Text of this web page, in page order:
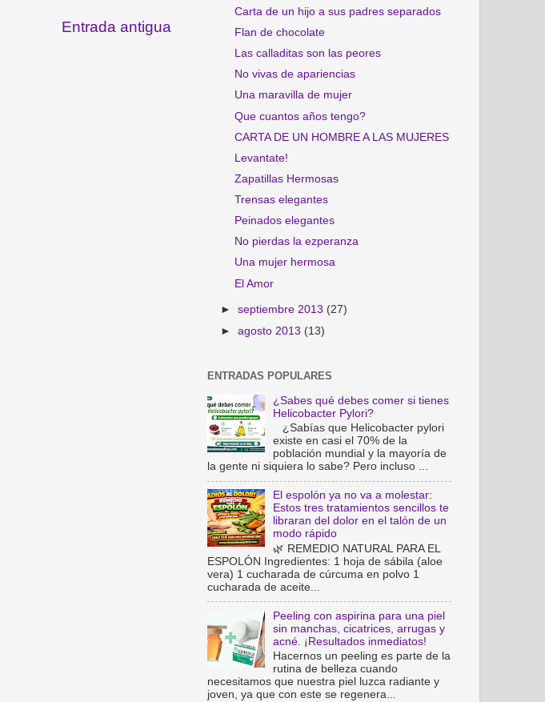
Entrada antigua
Carta de un hijo a sus padres separados
Flan de chocolate
Las calladitas son las peores
No vivas de apariencias
Una maravilla de mujer
Que cuantos años tengo?
CARTA DE UN HOMBRE A LAS MUJERES
Levantate!
Zapatillas Hermosas
Trensas elegantes
Peinados elegantes
No pierdas la ezperanza
Una mujer hermosa
El Amor
►septiembre 2013 (27)
►agosto 2013 (13)
ENTRADAS POPULARES
¿Sabes qué debes comer si tienes
Helicobacter Pylori?
¿Sabías que Helicobacter pylori
existe en casi el 70% de la
población mundial y la mayoría de
la gente ni siquiera lo sabe? Pero incluso ...
El espolón ya no va a molestar:
Estos tres tratamientos sencillos te
libraran del dolor en el talón de un
modo rápido
🌿 REMEDIO NATURAL PARA EL
ESPOLÓN Ingredientes: 1 hoja de sábila (aloe
vera) 1 cucharada de cúrcuma en polvo 1
cucharada de aceite...
Peeling con aspirina para una piel
sin manchas, cicatrices, arrugas y
acné. ¡Resultados inmediatos!
Hacernos un peeling es parte de la
rutina de belleza cuando
necesitamos que nuestra piel luzca radiante y
joven, ya que con este se regenera...